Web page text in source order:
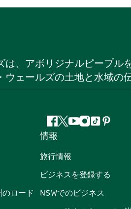
、アボリジナルピープ
ェールズの土地と水域の
フ
ェ
イ
ブ
ッ
ツ
ッ
ー
ユ
ー
ブ
イ
グ
ラ
テ
ト
ピ
ス
ロード
情報
旅行情報
ビジネスを登録する
NSWでのビジネス